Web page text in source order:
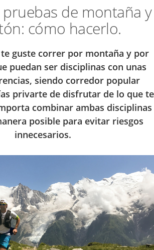
de montaña y
cómo hacerlo.
te guste correr por montaña y por
puedan ser disciplinas con unas
siendo corredor popular
privarte de disfrutar de lo que te
combinar ambas disciplinas
posible para evitar riesgos
innecesarios.